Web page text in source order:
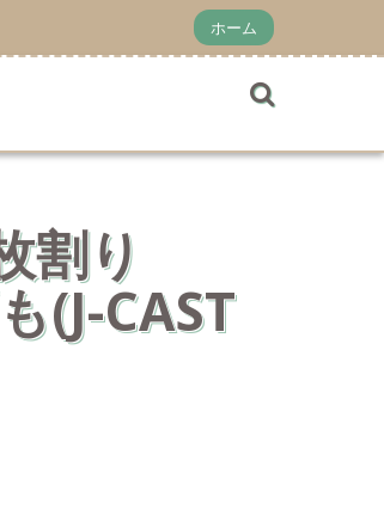
ホーム
割り
(J-CAST